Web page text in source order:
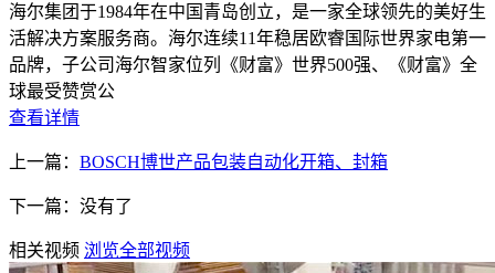
海尔集团于1984年在中国青岛创立，是一家全球领先的美好生
活解决方案服务商。海尔连续11年稳居欧睿国际世界家电第一
品牌，子公司海尔智家位列《财富》世界500强、《财富》全
球最受赞赏公
查看详情
上一篇： BOSCH博世产品包装自动化开箱、封箱
下一篇：没有了
相关视频 浏览全部视频